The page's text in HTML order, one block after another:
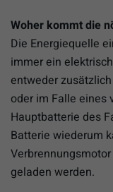
Woher kommt die
Die Energiequelle
immer ein
entweder
oder im Falle eines
Hauptbatterie des
Batterie wiederum
geladen werden.